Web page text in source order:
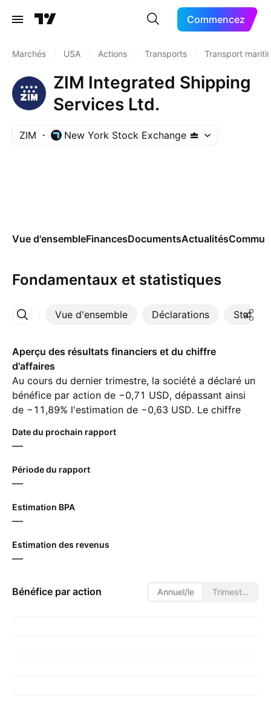
Commencez
Marchés USA Actions Transports Transport
ZIM Integrated Shipping
Services Ltd.
ZIM New York Stock Exchange
Vue d'ensembleFinancesDocumentsActualités
Fondamentaux et statistiques
Vue d'ensemble Déclarations
Plus
Aperçu des résultats financiers et du chiffre
d'affaires
Au cours du dernier trimestre, la société a déclaré un
bénéfice par action de −0,71 USD, dépassant ainsi
de −11,89% l'estimation de −0,63 USD. Le chiffre
malgré une estimation de ‪1,48 B‬ USD. Pour le
bénéfice par action de 0,38 USD et un chiffre
d'affaires de ‪1,74 B‬ USD.
Date du prochain rapport
—
Période du rapport
—
Estimation BPA
—
Estimation des revenus
—
Bénéfice par action Annuel/le Trimestriel/le